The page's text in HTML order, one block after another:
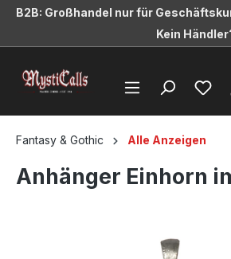
springen
B2B: Großhandel nur für
Kein
Fantasy & Gothic Alle Anzeigen
Anhänger Einhorn